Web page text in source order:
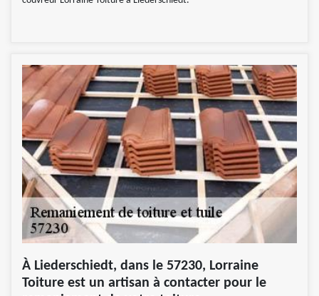
À Liederschiedt, dans le 57230, Lorraine
Toiture est un artisan à contacter pour le